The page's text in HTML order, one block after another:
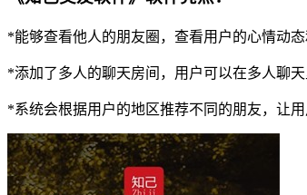
*能够查看他人的朋友圈，查看用户的心情动态
*添加了多人的聊天房间，用户可以在多人聊
*系统会根据用户的地区推荐不同的朋友，让